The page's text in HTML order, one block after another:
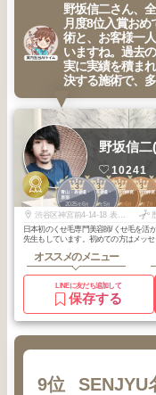
野坂信二さん、
月度8位入賞お
術と、お客様一
いますね。過去
実に実績を積ま
決する施術で、
3
青山・表参道・
原宿
2025年 6月
3
青山・表参道・
2025年 5月
2
原宿・明治神宮
2026年 6月
3
原宿・明治神宮
2026年 7月
原宿
野坂信
10241
日本初のくせ毛専門美容師/くせ毛を活
先生もしています。初めての方はメッ
オススメのメニュー
LINEに友だち追加して
保存する
9位 SENJYU